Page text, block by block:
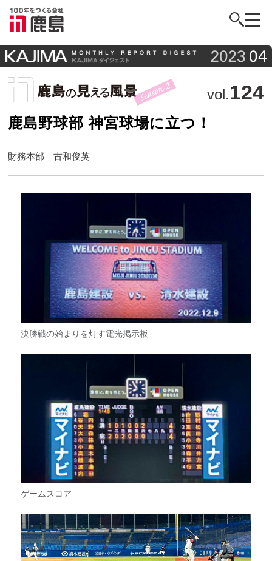
vol.124
鹿島野球部 神宮球場に立つ！
財務本部 古和俊英
決勝戦の始まりを灯す電光掲示板
ゲームスコア